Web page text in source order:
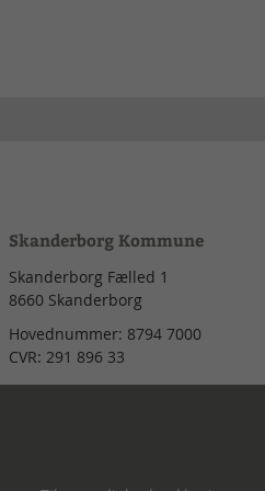
Skanderborg Kommune
Skanderborg Fælled 1
8660 Skanderborg
Hovednummer: 8794 7000
CVR: 291 896 33